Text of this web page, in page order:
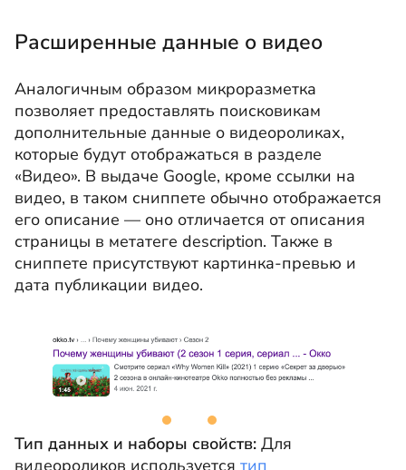
Расширенные данные о видео
Аналогичным образом микроразметка
позволяет предоставлять поисковикам
дополнительные данные о видеороликах,
которые будут отображаться в разделе
«Видео». В выдаче Google, кроме ссылки на
видео, в таком сниппете обычно отображается
его описание — оно отличается от описания
страницы в метатеге description. Также в
сниппете присутствуют картинка-превью и
дата публикации видео.
Тип данных и наборы свойств: Для
видеороликов используется тип